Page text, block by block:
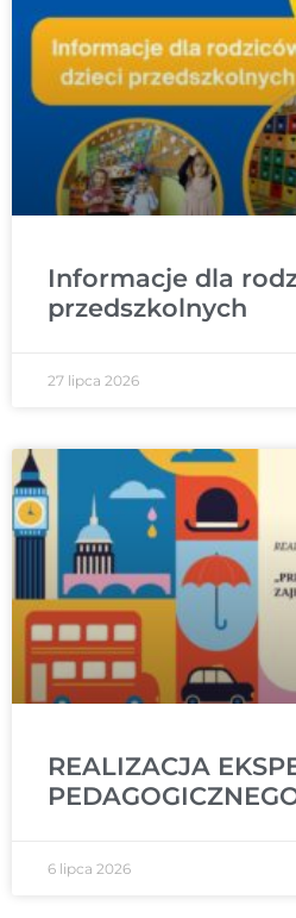
Informacje dla
przedszkolnych
27 lipca 2026
REALIZACJA
6 lipca 2026